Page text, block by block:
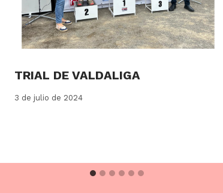
TRIAL DE VALDALIGA
3 de julio de 2024